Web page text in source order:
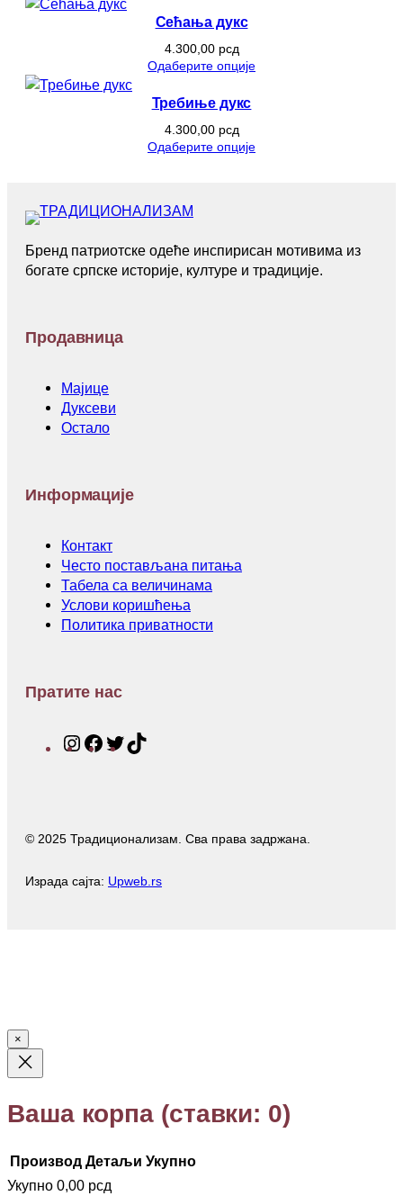
Сећања дукс
4.300,00 рсд
Одаберите опције
Требиње дукс
4.300,00 рсд
Одаберите опције
Бренд патриотске одеће инспирисан мотивима из
богате српске историје, културе и традиције.
Продавница
Мајице
Дуксеви
Остало
Информације
Контакт
Често постављана питања
Табела са величинама
Услови коришћења
Политика приватности
Пратите нас
I
g
a
F
o
k
T
e
k
© 2025 Традиционализам. Сва права задржана.
Израда сајта: Upweb.rs
×
Ваша корпа (ставки: 0)
Производ Детаљи Укупно
Укупно 0,00 рсд